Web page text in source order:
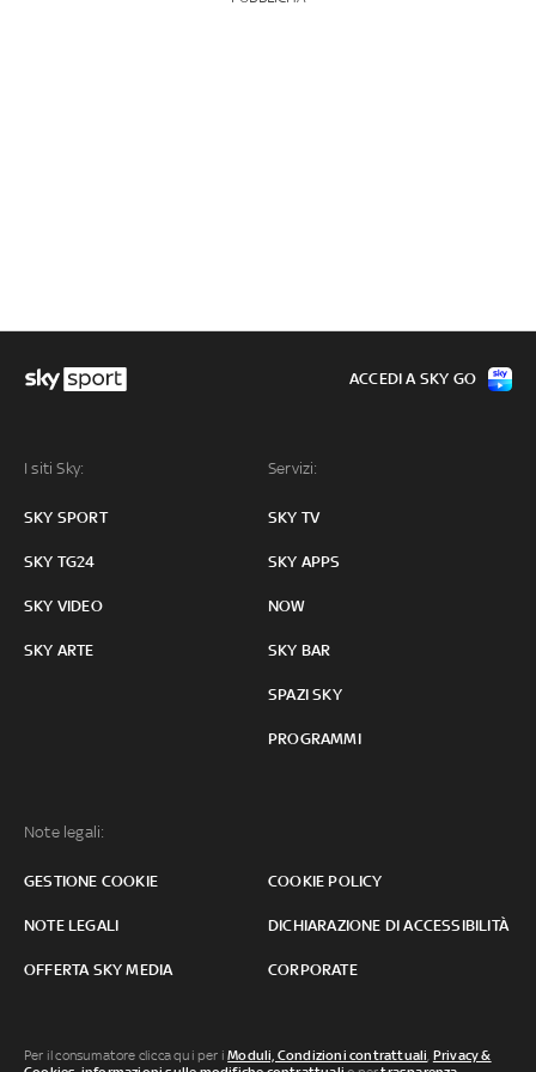
I siti Sky:
SKY SPORT
SKY TG24
SKY VIDEO
SKY ARTE
Servizi:
SKY TV
SKY APPS
NOW
SKY BAR
SPAZI SKY
PROGRAMMI
Note legali:
GESTIONE COOKIE COOKIE POLICY
NOTE LEGALI DICHIARAZIONE DI ACCESSIBILITÀ
OFFERTA SKY MEDIA CORPORATE
ACCEDI A SKY GO
Per il consumatore clicca qui per iModuli, Condizioni contrattuali, Privacy &